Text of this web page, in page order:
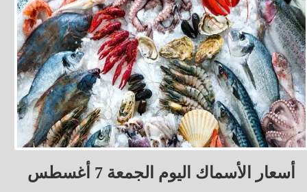
أسعار الأسماك اليوم الجمعة 7 أغسطس